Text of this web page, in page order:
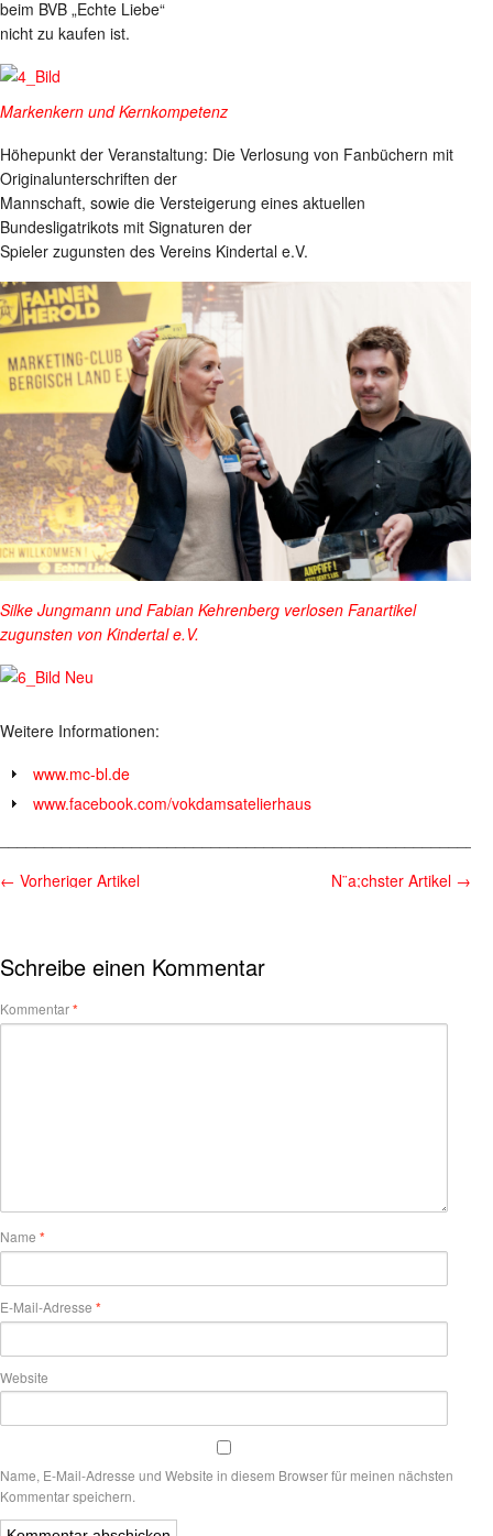
beim BVB „Echte Liebe“
nicht zu kaufen ist.
Markenkern und Kernkompetenz
Höhepunkt der Veranstaltung: Die Verlosung von Fanbüchern mit
Originalunterschriften der
Mannschaft, sowie die Versteigerung eines aktuellen
Bundesligatrikots mit Signaturen der
Spieler zugunsten des Vereins Kindertal e.V.
Silke Jungmann und Fabian Kehrenberg verlosen Fanartikel
zugunsten von Kindertal e.V.
Weitere Informationen:
www.mc-bl.de
www.facebook.com/vokdamsatelierhaus
← Vorheriger Artikel N¨a;chster Artikel →
Schreibe einen Kommentar
Kommentar*
Name *
E-Mail-Adresse *
Website
Name, E-Mail-Adresse und Website in diesem Browser für meinen nächsten
Kommentar speichern.